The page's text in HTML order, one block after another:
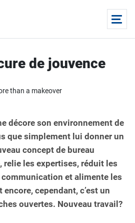
de jouvence
décore son environnement de
que simplement lui donner un
concept de bureau
les expertises, réduit les
et alimente les
cependant, c’est un
ouvertes. Nouveau travail?